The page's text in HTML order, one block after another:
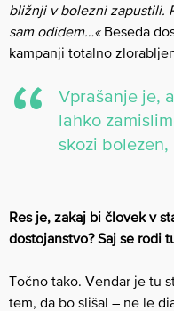
bližnji v bolezni zapustili.
sam odidem…«Beseda
kampanji totalno
Vprašanje je,
lahko
skozi
Res je, zakaj bi človek v
dostojanstvo? Saj se rodi
Točno tako. Vendar je tu
tem, da bo slišal – ne le